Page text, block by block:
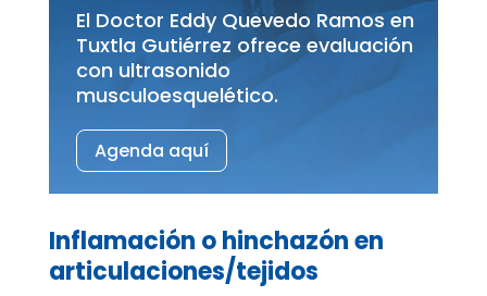
El Doctor Eddy Quevedo Ramos en
Tuxtla Gutiérrez ofrece evaluación
con ultrasonido
musculoesquelético.
Agenda aquí
Inflamación o hinchazón en
articulaciones/tejidos